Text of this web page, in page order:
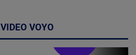
VIDEO VOYO